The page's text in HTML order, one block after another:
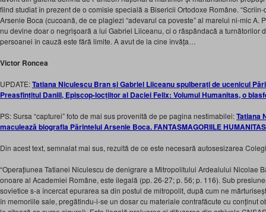
fiind studiat în prezent de o comisie specială a Bisericii Ortodoxe Române. “Scriin-
Arsenie Boca (cucoană, de ce plagiezi “adevarul ca poveste” al marelui ni-mic A.
nu devine doar o negrișoară a lui Gabriel Liiceanu, ci o răspândacă a turnătorilor
persoanei în cauză este fără limite. A avut de la cine învăța…
Victor Roncea
UPDATE:Tatiana Niculescu Bran și Gabriel Liiceanu spulberați de ucenicul
Preasfințitul Daniil, Episcop-locțiitor al Daciei Felix: Volumul Humanitas, o
PS: Sursa “capturei” foto de mai sus provenită de pe pagina nestimabilei:Tatiana
maculează biografia Părintelui Arsenie Boca. FANTASMAGORIILE HUMANITAS
Din acest text, semnalat mai sus, rezultă de ce este necesară autosesizarea
“Operațiunea Tatianei Niculescu de denigrare a Mitropolitului Ardealului Nicolae
onoare al Academiei Române, este ilegală (pp. 26-27; p. 56; p. 116). Sub
sovietice s-a încercat epurarea sa din postul de mitropolit, după cum ne
în memoriile sale, pregătindu-i-se un dosar cu materiale contrafăcute cu conținut